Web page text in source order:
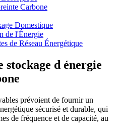
Carbone
Domestique
de l'Énergie
de Réseau Énergétique
stockage d énergie
prévoient de fournir un
sécurisé et durable, qui
de fréquence et de capacité, au